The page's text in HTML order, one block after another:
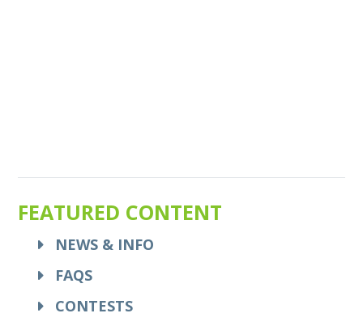
FEATURED CONTENT
NEWS & INFO
FAQS
CONTESTS